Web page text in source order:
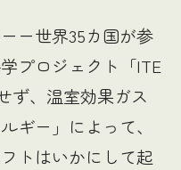
ー世界35カ国が参
プロジェクト「ITE
ず、温室効果ガス
ギー」によって、
トはいかにして起